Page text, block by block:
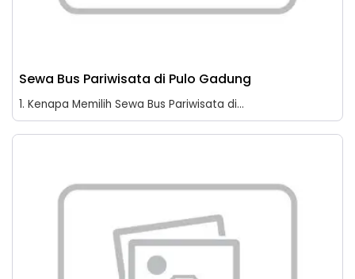
Sewa Bus Pariwisata di Pulo Gadung
1. Kenapa Memilih Sewa Bus Pariwisata di...